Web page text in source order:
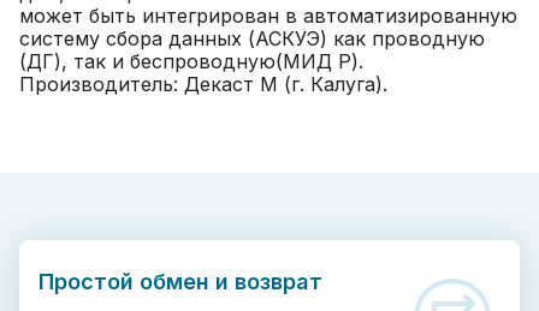
может быть интегрирован в автоматизированную
систему сбора данных (АСКУЭ) как проводную
(ДГ), так и беспроводную(МИД Р).
Производитель: Декаст М (г. Калуга).
Простой обмен и возврат